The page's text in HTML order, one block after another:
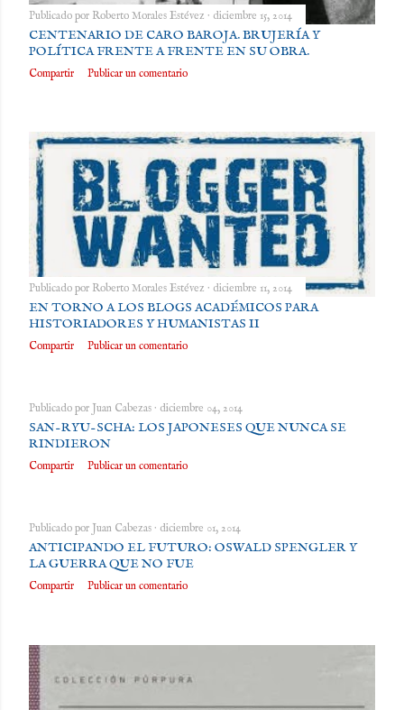
Publicado por Roberto Morales Estévez diciembre 15, 2014
CENTENARIO DE CARO BAROJA. BRUJERÍA Y
POLÍTICA FRENTE A FRENTE EN SU OBRA.
Compartir Publicar un comentario
Publicado por Roberto Morales Estévez diciembre 11, 2014
EN TORNO A LOS BLOGS ACADÉMICOS PARA
HISTORIADORES Y HUMANISTAS II
Compartir Publicar un comentario
Publicado por Juan Cabezas diciembre 04, 2014
SAN-RYU-SCHA: LOS JAPONESES QUE NUNCA SE
RINDIERON
Compartir Publicar un comentario
Publicado por Juan Cabezas diciembre 01, 2014
ANTICIPANDO EL FUTURO: OSWALD SPENGLER Y
LA GUERRA QUE NO FUE
Compartir Publicar un comentario